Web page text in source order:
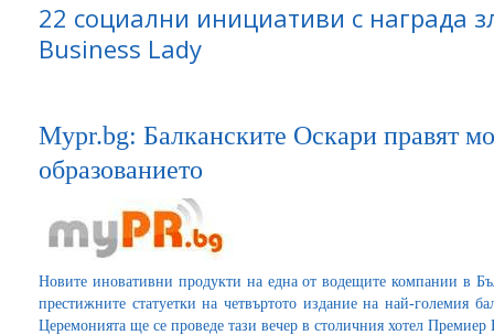
22 социални инициативи с награда
Business Lady
Mypr.bg: Балканските Оскари правят
образованието
Новите иновативни продукти на една от водещите компании в
престижните статуетки на четвъртото издание на най-големия
Церемонията ще се проведе тази вечер в столичния хотел Премиер